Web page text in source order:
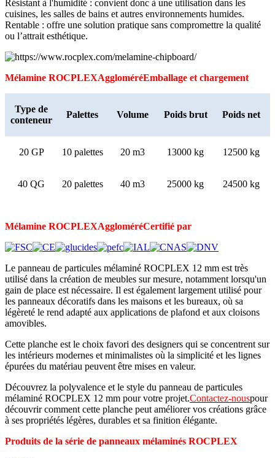
Résistant à l'humidité : convient donc à une utilisation dans les
cuisines, les salles de bains et autres environnements humides.
Rentable : offre une solution pratique sans compromettre la qualité
ou l’attrait esthétique.
Mélamine ROCPLEXAggloméréEmballage et chargement
Type de
conteneur
Palettes Volume Poids brut Poids net
20 GP 10 palettes 20 m3 13000 kg 12500 kg
40 QG 20 palettes 40 m3 25000 kg 24500 kg
Mélamine ROCPLEXAggloméréCertifié par
Le panneau de particules mélaminé ROCPLEX 12 mm est très
utilisé dans la création de meubles sur mesure, notamment lorsqu'un
gain de place est nécessaire. Il est également largement utilisé pour
les panneaux décoratifs dans les maisons et les bureaux, où sa
légèreté le rend adapté aux applications de plafond et aux cloisons
amovibles.
Cette planche est le choix favori des designers qui se concentrent sur
les intérieurs modernes et minimalistes où la simplicité et les lignes
épurées du matériau peuvent être mises en valeur.
Découvrez la polyvalence et le style du panneau de particules
mélaminé ROCPLEX 12 mm pour votre projet.Contactez-nouspour
découvrir comment cette planche peut améliorer vos créations grâce
à ses propriétés légères, durables et sa finition élégante.
Produits de la série de panneaux mélaminés ROCPLEX